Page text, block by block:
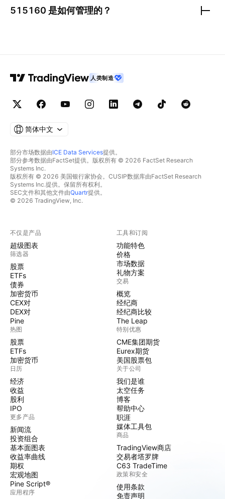
515160 是如何管理的？
人类制造
简体中文
部分市场数据由ICE Data Services提供。
部分参考数据由FactSet提供。版权所有 © 2026 FactSet Research
Systems Inc.
版权所有 © 2026 美国银行家协会。CUSIP数据库由FactSet Research
Systems Inc.提供。保留所有权利。
SEC文件和其他文件由Quartr提供。
© 2026 TradingView, Inc.
不仅是产品
超级图表
筛选器
股票
ETFs
债券
加密货币
CEX对
DEX对
Pine
热图
股票
ETFs
加密货币
日历
经济
收益
股利
IPO
更多产品
新闻流
投资组合
基本面图表
收益率曲线
期权
宏观地图
Pine Script®
应用程序
工具和订阅
功能特色
价格
市场数据
礼物方案
交易
概览
经纪商
经纪商比较
The Leap
特别优惠
CME集团期货
Eurex期货
美国股票包
关于公司
我们是谁
太空任务
博客
帮助中心
职涯
媒体工具包
商品
TradingView商店
交易者塔罗牌
C63 TradeTime
政策和安全
使用条款
免责声明